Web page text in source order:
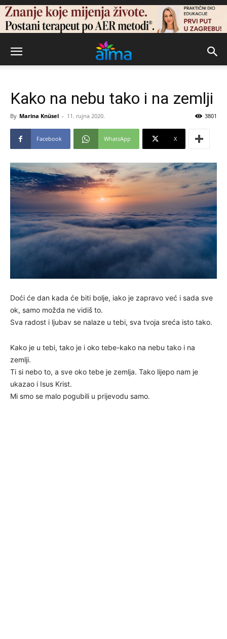
Kako na nebu tako i na zemlji
By Marina Knüsel - 11. rujna 2020. 3801
Facebook WhatsApp X
Doći će dan kada će biti bolje, iako je zapravo već i sada sve
ok, samo možda ne vidiš to.
Sva radost i ljubav se nalaze u tebi, sva tvoja sreća isto tako.
Kako je u tebi, tako je i oko tebe-kako na nebu tako i na
zemlji.
Ti si nebo to, a sve oko tebe je zemlja. Tako lijepo nam je
ukazao i Isus Krist.
Mi smo se malo pogubili u prijevodu samo.